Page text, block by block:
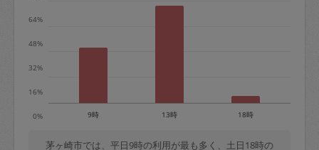
0%
16%
32%
48%
64%
9時 13時 18時
茅ヶ崎市では、平日9時の利用が最も多く、土日18時の